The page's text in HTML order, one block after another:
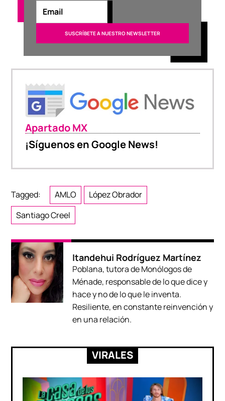
Apartado MX
¡Síguenos en Google News!
Tagged: AMLO
López Obrador
Santiago Creel
Itandehui Rodríguez Martínez
Poblana, tutora de Monólogos de
Ménade, responsable de lo que dice y
hace y no de lo que le inventa.
Resiliente, en constante reinvención y
en una relación.
VIRALES